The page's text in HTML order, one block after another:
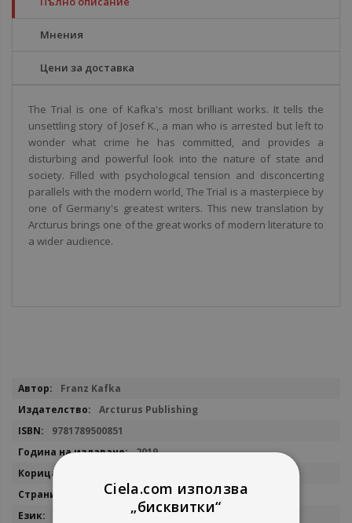
Мнения
Цени за доставка
The Trial is one of Kafka's most brilliant works. It tells the
unsettling story of Josef K., a man who is arrested but left to
wonder what crime he has committed, and provides a
disturbing and powerful look into the nature of state and
society. Filled with psychological tension and disconcerting
parallels with the modern world, The Trial is a masterpiece by
one of Germany's greatest writers. This new translation by
Arcturus brings one of the great works of modern literature to
a wider audience.
Повече
Franz Kafka
Arcturus Publishing
9781789500851
2019
Ciela.com използва
„бисквитки“